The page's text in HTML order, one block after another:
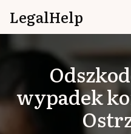
LegalHelp
wypadek